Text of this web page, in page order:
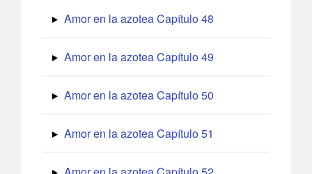
Amor en la azotea Capítulo 48
Amor en la azotea Capítulo 49
Amor en la azotea Capítulo 50
Amor en la azotea Capítulo 51